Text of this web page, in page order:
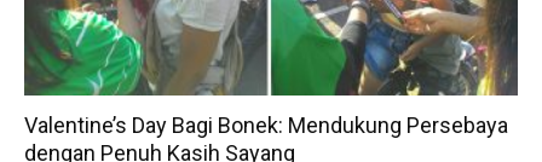
Valentine’s Day Bagi Bonek: Mendukung Persebaya
dengan Penuh Kasih Sayang